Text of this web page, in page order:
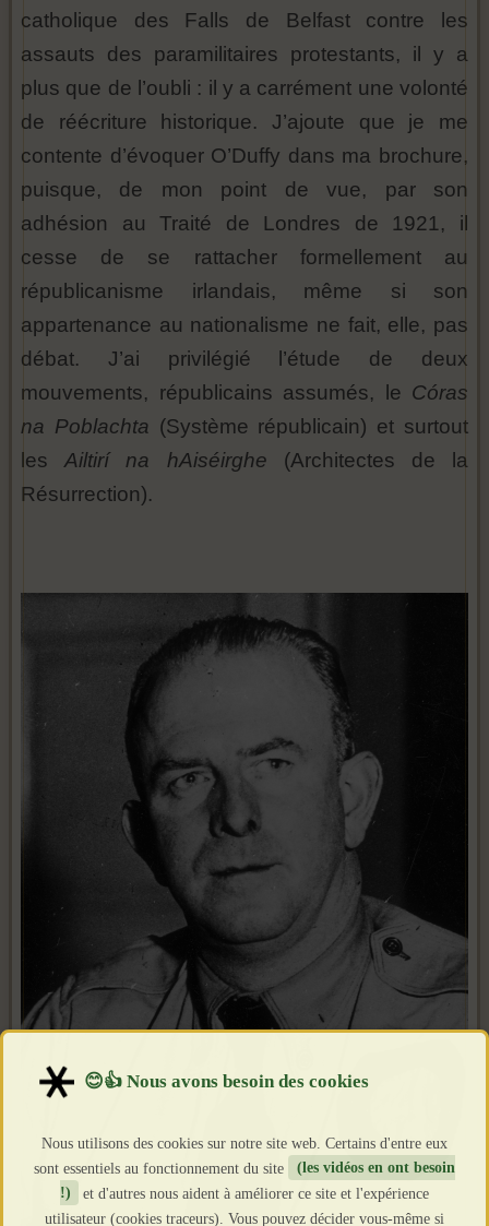
catholique des Falls de Belfast contre les
assauts des paramilitaires protestants, il y a
plus que de l’oubli : il y a carrément une volonté
de réécriture historique. J’ajoute que je me
contente d’évoquer O’Duffy dans ma brochure,
puisque, de mon point de vue, par son
adhésion au Traité de Londres de 1921, il
cesse de se rattacher formellement au
républicanisme irlandais, même si son
appartenance au nationalisme ne fait, elle, pas
débat. J’ai privilégié l’étude de deux
mouvements, républicains assumés, le Córas
na Poblachta (Système républicain) et surtout
lesAiltirí na hAiséirghe (Architectes de la
Résurrection).
Nous utilisons des cookies sur notre site web. Certains d'entre eux
sont essentiels au fonctionnement du site
(les vidéos en ont besoin
!)
et d'autres nous aident à améliorer ce site et l'expérience
utilisateur (cookies traceurs). Vous pouvez décider vous-même si